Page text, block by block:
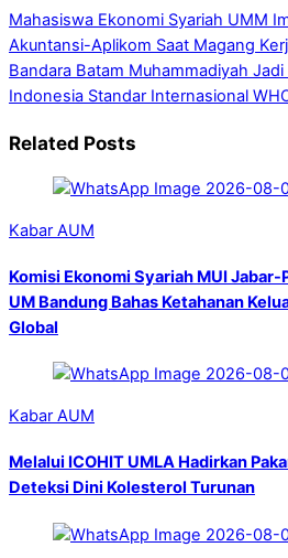
Mahasiswa Ekonomi Syariah UMM
Akuntansi-Aplikom Saat Magang
Bandara Batam Muhammadiyah
Indonesia Standar Internasional
Related Posts
Kabar AUM
Komisi Ekonomi Syariah MUI
UM Bandung Bahas Ketahanan
Global
Kabar AUM
Melalui ICOHIT UMLA Hadirkan
Deteksi Dini Kolesterol Turunan